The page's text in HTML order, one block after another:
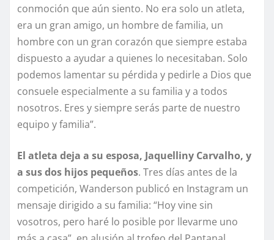
conmoción que aún siento. No era solo un atleta,
era un gran amigo, un hombre de familia, un
hombre con un gran corazón que siempre estaba
dispuesto a ayudar a quienes lo necesitaban. Solo
podemos lamentar su pérdida y pedirle a Dios que
consuele especialmente a su familia y a todos
nosotros. Eres y siempre serás parte de nuestro
equipo y familia”.
El atleta deja a su esposa, Jaquelliny Carvalho, y
a sus dos hijos pequeños. Tres días antes de la
competición, Wanderson publicó en Instagram un
mensaje dirigido a su familia: “Hoy vine sin
vosotros, pero haré lo posible por llevarme uno